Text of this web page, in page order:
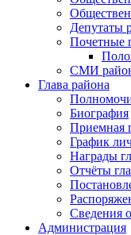
Депутаты
Почетные
СМИ
Глава района
Биография
Приемная
График
Награды
Отчёты
Сведения
Администрация